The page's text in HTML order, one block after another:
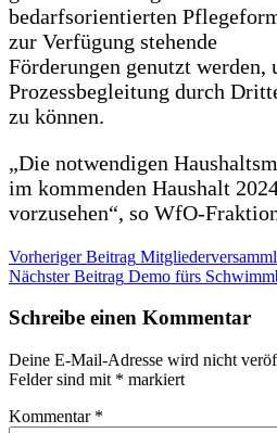
bedarfsorientierten
zur Verfügung stehende
Förderungen genutzt
Prozessbegleitung durch
zu können.
„Die notwendigen
im kommenden Haushalt
vorzusehen“, so WfO-
Beitragsnavigation
Vorheriger Beitrag
Nächster Beitrag Demo fürs
Schreibe einen Kommentar
Deine E-Mail-Adresse wird nicht
Felder sind mit * markiert
Kommentar *